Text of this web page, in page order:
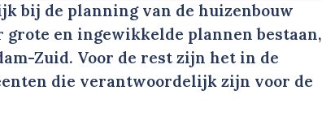
bij de planning van de huizenbouw
en ingewikkelde plannen bestaan,
Zuid. Voor de rest zijn het in de
die verantwoordelijk zijn voor de